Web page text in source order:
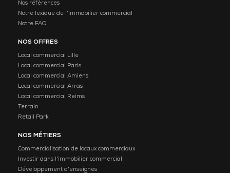
Nos références
Notre lexique de l'immobilier commercial
Notre FAQ
NOS OFFRES
Local commercial Lille
Local commercial Paris
Local commercial Amiens
Local commercial Arras
Local commercial Reims
Terrain
Retail Park
NOS MÉTIERS
Commercialisation de locaux commerciaux
Investir dans l'immobilier commercial
Développement d'enseignes